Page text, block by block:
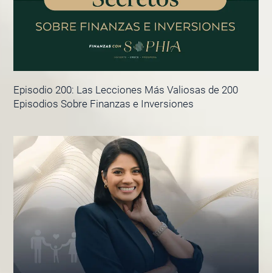
Episodio 200: Las Lecciones Más Valiosas de 200
Episodios Sobre Finanzas e Inversiones